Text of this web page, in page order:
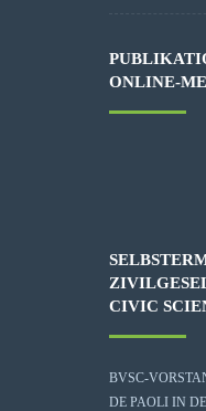
ONLINE-
CIVIC
BVSC-
DE PAOLI IN